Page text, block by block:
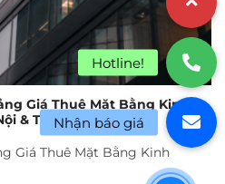
Giá Thuê Mặt Bằng Kinh
& TP.HCM Năm 2026
Giá Thuê Mặt Bằng Kinh